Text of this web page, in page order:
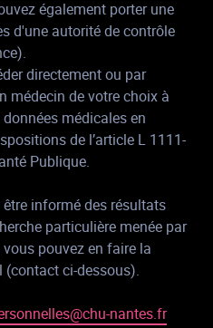
également porter une
d'une autorité de contrôle
directement ou par
médecin de votre choix à
données médicales en
de l’article L 1111-
Publique.
informé des résultats
particulière menée par
vous pouvez en faire la
ci-dessous).
nantes.fr